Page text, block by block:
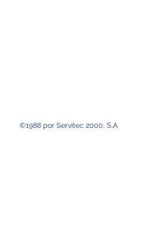
©1988 por Servitec 2000, S.A